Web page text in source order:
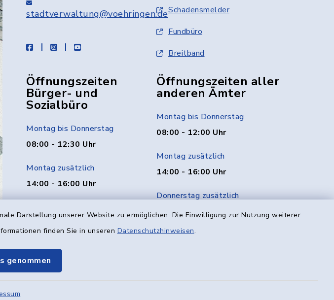
Darstellung unserer Website zu ermöglichen. Die Einwilligung zur Nutzung weiterer
finden Sie in unseren Datenschutzhinweisen.
genommen
stadtverwaltung@voehringen.de
facebookinstagramyoutube
Schadensmelder
Fundbüro
Breitband
Öffnungszeiten
Bürger- und
Sozialbüro
Montag bis Donnerstag
08:00 - 12:30 Uhr
Montag zusätzlich
14:00 - 16:00 Uhr
Freitag
08:00 - 12:00 Uhr
Öffnungszeiten aller
anderen Ämter
Montag bis Donnerstag
08:00 - 12:00 Uhr
Montag zusätzlich
14:00 - 16:00 Uhr
Donnerstag zusätzlich
14:00 - 18:00 Uhr
Freitag